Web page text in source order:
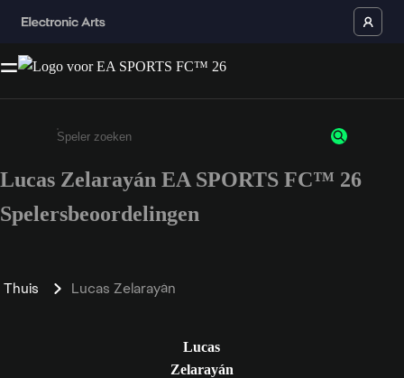
Enter a minimum of 3 characters or numbers
Lucas Zelarayán EA SPORTS FC™ 26
Spelersbeoordelingen
Thuis Lucas Zelarayán
Lucas
Zelarayán